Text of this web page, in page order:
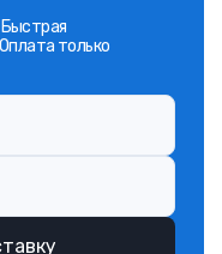
только